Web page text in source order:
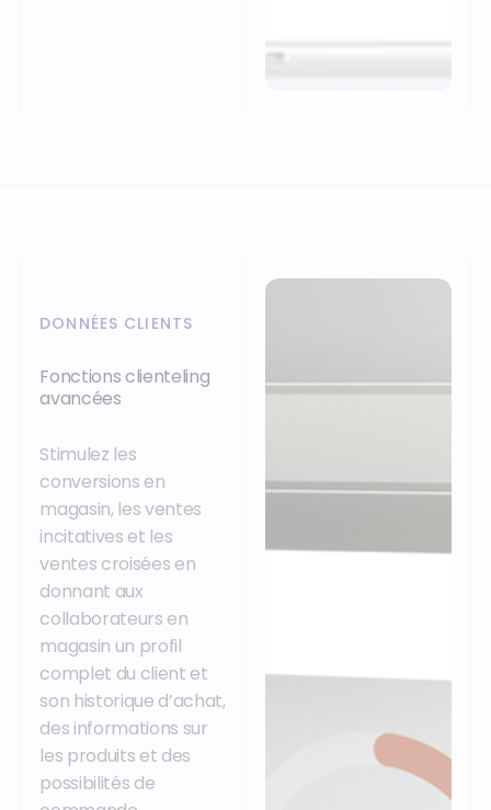
DONNÉES CLIENTS
Fonctions clienteling
avancées
Stimulez les
conversions en
magasin, les ventes
incitatives et les
ventes croisées en
donnant aux
collaborateurs en
magasin un profil
complet du client et
son historique d’achat,
des informations sur
les produits et des
possibilités de